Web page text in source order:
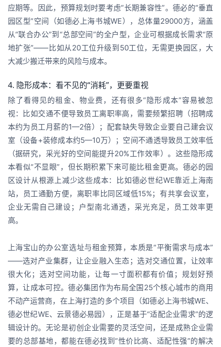
应期等。因此，预算规划时要考虑“长期兼容性”。德必的“垂直
园区型”空间（如德必上海书城WE），总体量29000方，涵盖
从“联合办公”到“总部空间”的全户型，企业可根据成长需求“原
地扩张”——比如从20工位升级到50工位，无需更换园区，大
大减少搬迁带来的风险与成本。
4. 隐形成本：看不见的“消耗”，更要重视
除了看得见的租金、物业费，还有很多“隐形成本”容易被忽
视：比如交通不便导致员工离职率高，需要频繁招聘（招聘成
本约为员工月薪的1—2倍）；配套缺失导致企业要自己建会议
室（设备+装修成本约5—10万）；空间不通透导致员工效率低
（据研究，采光好的空间能提升20%工作效率）。这些隐形成
本看似“不显眼”，但长期积累下来可能比租金更高。德必的园
区设计从根源上减少这些成本：比如德必世纪WE靠近上海南
站，员工通勤方便，离职率比同区域低15%；有共享会议室，
企业无需自己建设；户型南北通透，采光充足，员工效率更
高。
上海宝山的办公室选址与租金预算，本质是“平衡需求与成本”
——选对产业集群，让企业融入生态；选对交通位置，让效率
很大化；选对空间功能，让每一寸面积都有价值；规划好预
算，让成本可控。德必集团作为布局全国25个核心城市的商用
不动产运营商，在上海打造的多个项目（如德必上海书城WE、
德必世纪WE、云景德必易园），正是基于“适配企业需求”的逻
辑设计的。无论是初创企业需要的灵活空间，还是成熟企业需
要的总部基地，都能在德必找到“性价比高、适配性强”的解决